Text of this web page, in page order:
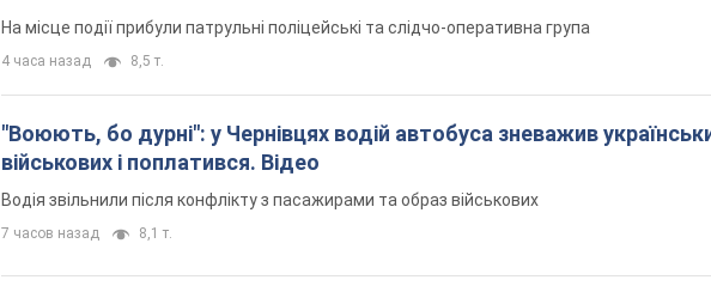
На місце події прибули патрульні поліцейські та слідчо-оперативна група
4 часа назад 8,5 т.
"Воюють, бо дурні": у Чернівцях водій автобуса зневажив
військових і поплатився. Відео
Водія звільнили після конфлікту з пасажирами та образ військових
7 часов назад 8,1 т.